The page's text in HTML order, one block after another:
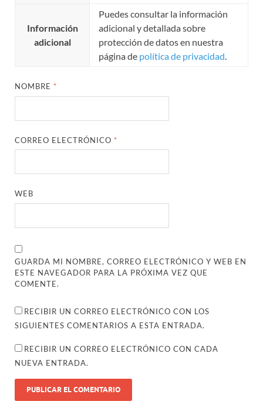
Información
adicional
Puedes consultar la información
adicional y detallada sobre
protección de datos en nuestra
página de política de privacidad.
NOMBRE *
CORREO ELECTRÓNICO *
WEB
GUARDA MI NOMBRE, CORREO ELECTRÓNICO Y WEB EN
ESTE NAVEGADOR PARA LA PRÓXIMA VEZ QUE
COMENTE.
RECIBIR UN CORREO ELECTRÓNICO CON LOS
SIGUIENTES COMENTARIOS A ESTA ENTRADA.
RECIBIR UN CORREO ELECTRÓNICO CON CADA
NUEVA ENTRADA.